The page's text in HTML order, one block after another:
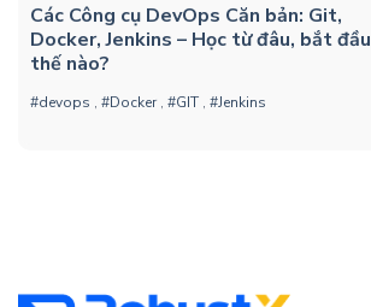
Các Công cụ DevOps Căn bản: Git,
Docker, Jenkins – Học từ đâu, bắt đầu
thế nào?
#devops , #Docker, #GIT , #Jenkins